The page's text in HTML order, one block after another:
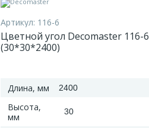
Артикул: 116-6
Цветной угол Decomaster 116-6
(30*30*2400)
Длина, мм 2400
Высота,
мм
30